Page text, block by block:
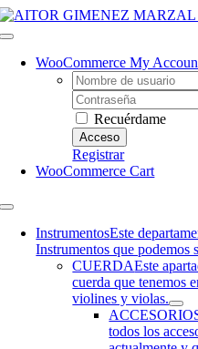
Saltar
al
Toggle
NavigationWooCommerce My
Username:
Contraseña
Recuérdame
Registrar
WooCommerce Cart
Toggle
NavigationInstrumentosEste
Instrumentos que podemos
CUERDAEste
cuerda que tenemos
violines y violas.
todos los